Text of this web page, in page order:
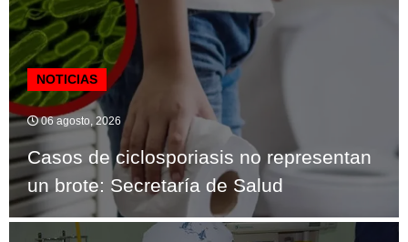
NOTICIAS
06 agosto, 2026
Casos de ciclosporiasis no representan
un brote: Secretaría de Salud